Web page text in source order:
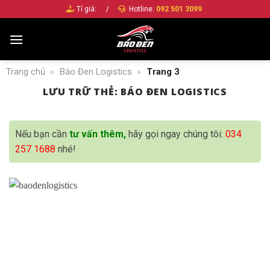
nội
Tỉ giá: / Hotline: 092 501 3099
Trang chủ » Báo Đen Logistics » Trang 3
LƯU TRỮ THẺ: BÁO ĐEN LOGISTICS
Nếu bạn cần tư vấn thêm, hãy gọi ngay chúng tôi: 034
257 1688 nhé!